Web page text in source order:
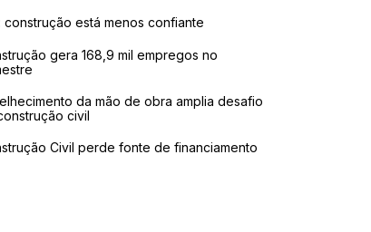
construção está menos confiante
gera 168,9 mil empregos no
da mão de obra amplia desafio
civil
Civil perde fonte de financiamento